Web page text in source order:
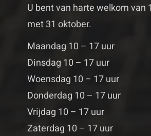
U bent van harte welkom van
met 31 oktober.
Maandag 10 – 17 uur
Dinsdag 10 – 17 uur
Woensdag 10 – 17 uur
Donderdag 10 – 17 uur
Vrijdag 10 – 17 uur
Zaterdag 10 – 17 uur